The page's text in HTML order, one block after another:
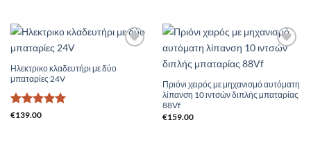
Ηλεκτρικο κλαδευτήρι με δύο
μπαταρίες 24V
Βαθμολογήθηκε
€139.00
Πριόνι χειρός με μηχανισμό αυτόματη
λίπανση 10 ιντσών διπλής μπαταρίας
88Vf
€159.00